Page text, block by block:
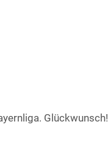
Glückwunsch!